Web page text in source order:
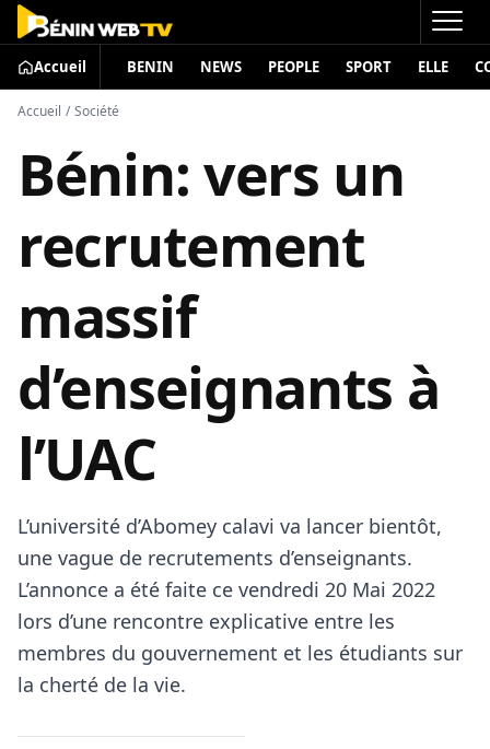
Accueil BENIN NEWS PEOPLE SPORT ELLE
Accueil / Société
Bénin: vers un
recrutement
massif
d’enseignants à
l’UAC
L’université d’Abomey calavi va lancer bientôt,
une vague de recrutements d’enseignants.
L’annonce a été faite ce vendredi 20 Mai 2022
lors d’une rencontre explicative entre les
membres du gouvernement et les étudiants sur
la cherté de la vie.